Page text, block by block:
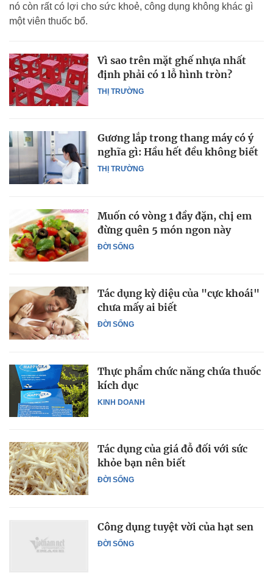
nó còn rất có lợi cho sức khoẻ, công dụng không khác gì
một viên thuốc bổ.
THỊ TRƯỜNG
Vì sao trên mặt ghế nhựa nhất
định phải có 1 lỗ hình tròn?
THỊ TRƯỜNG
Gương lắp trong thang máy có ý
nghĩa gì: Hầu hết đều không biết
ĐỜI SỐNG
Muốn có vòng 1 đầy đặn, chị em
đừng quên 5 món ngon này
ĐỜI SỐNG
Tác dụng kỳ diệu của "cực khoái"
chưa mấy ai biết
KINH DOANH
Thực phẩm chức năng chứa thuốc
kích dục
ĐỜI SỐNG
Tác dụng của giá đỗ đối với sức
khỏe bạn nên biết
ĐỜI SỐNG
Công dụng tuyệt vời của hạt sen